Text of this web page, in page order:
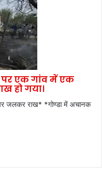
एक गांव में एक
हो गया।
जलकर राख* *गोण्डा में अचानक